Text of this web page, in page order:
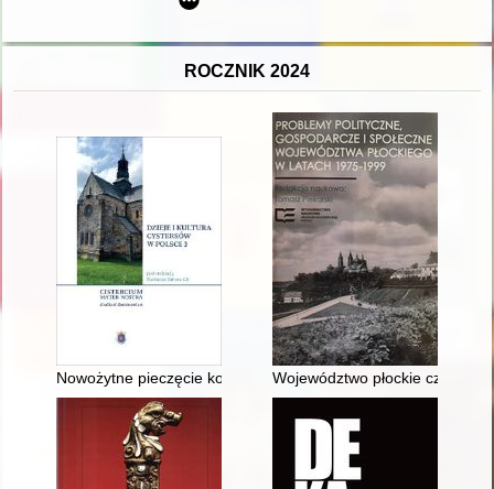
ROCZNIK 2024
Nowożytne pieczęcie konwentu z opactwa cysterskiego w
Województwo płockie